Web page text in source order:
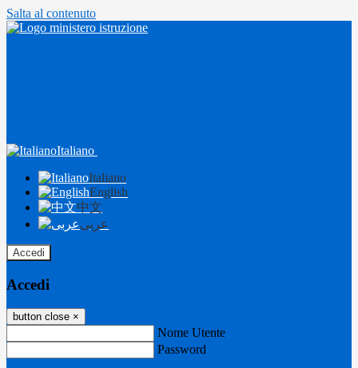
Salta al contenuto
Italiano
Italiano
English
中文
عربى
Accedi
Accedi
button close ×
Nome Utente
Password